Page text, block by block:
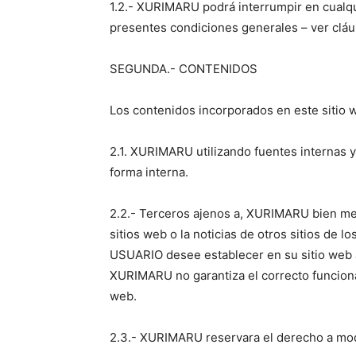
1.2.- XURIMARU podrá interrumpir en
presentes condiciones generales – ver
SEGUNDA.- CONTENIDOS
Los contenidos incorporados en este sitio
2.1. XURIMARU utilizando fuentes
forma interna.
2.2.- Terceros ajenos a, XURIMARU bien
sitios web o la noticias de otros sitios de
USUARIO desee establecer en su sitio
XURIMARU no garantiza el correcto
web.
2.3.- XURIMARU reservara el derecho a